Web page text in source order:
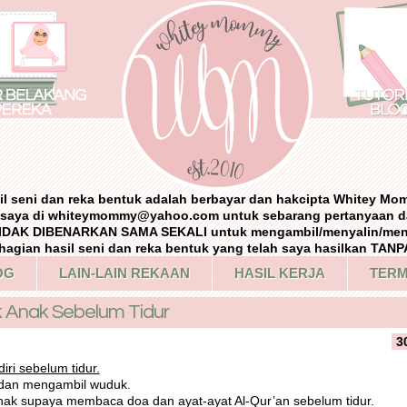
seni dan reka bentuk adalah berbayar dan hakcipta Whitey
di whiteymommy@yahoo.com untuk sebarang pertanyaan
DIBENARKAN SAMA SEKALI untuk mengambil/menyalin/
hasil seni dan reka bentuk yang telah saya hasilkan
LAIN-LAIN REKAAN HASIL KERJA
Anak Sebelum Tidur
sebelum tidur.
mengambil wuduk.
supaya membaca doa dan ayat-ayat Al-Qur’an sebelum tidur.